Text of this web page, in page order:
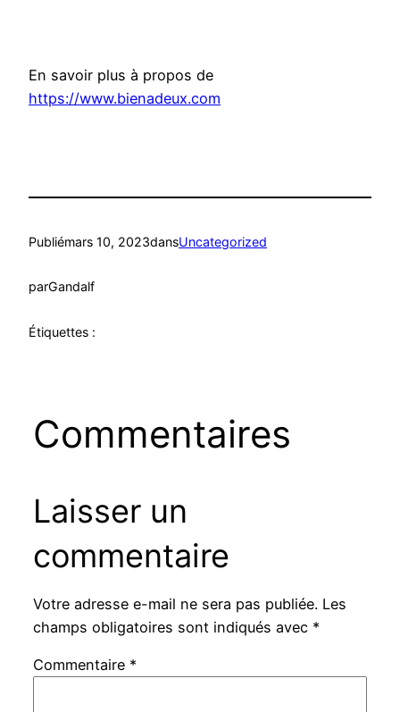
En savoir plus à propos de
https://www.bienadeux.com
Publiémars 10, 2023dansUncategorized
parGandalf
Étiquettes :
Commentaires
Laisser un
commentaire
Votre adresse e-mail ne sera pas publiée. Les
champs obligatoires sont indiqués avec *
Commentaire *